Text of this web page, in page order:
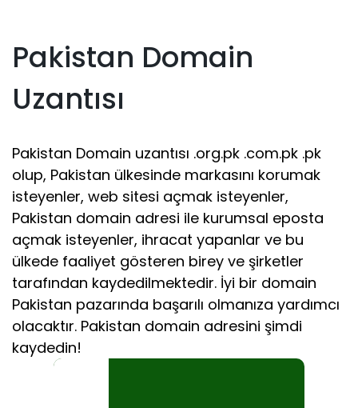
Pakistan Domain
Uzantısı
Pakistan Domain uzantısı .org.pk .com.pk .pk
olup, Pakistan ülkesinde markasını korumak
isteyenler, web sitesi açmak isteyenler,
Pakistan domain adresi ile kurumsal eposta
açmak isteyenler, ihracat yapanlar ve bu
ülkede faaliyet gösteren birey ve şirketler
tarafından kaydedilmektedir. İyi bir domain
Pakistan pazarında başarılı olmanıza yardımcı
olacaktır. Pakistan domain adresini şimdi
kaydedin!